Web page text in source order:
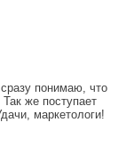
понимаю, что
же поступает
маркетологи!